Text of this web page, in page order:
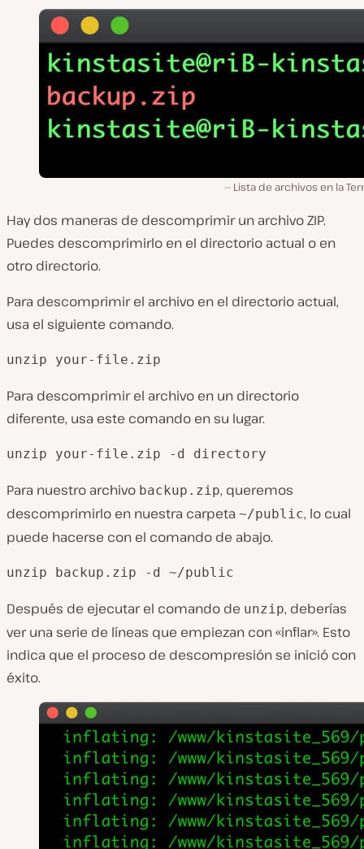
Lista de archivos en la
Hay dos maneras de descomprimir un archivo ZIP.
Puedes descomprimirlo en el directorio actual o en
otro directorio.
Para descomprimir el archivo en el directorio actual,
usa el siguiente comando.
unzip your-file.zip
Para descomprimir el archivo en un directorio
diferente, usa este comando en su lugar.
unzip your-file.zip -d directory
Para nuestro archivo backup.zip, queremos
descomprimirlo en nuestra carpeta ~/public, lo cual
puede hacerse con el comando de abajo.
unzip backup.zip -d ~/public
Después de ejecutar el comando de unzip, deberías
ver una serie de líneas que empiezan con «inflar». Esto
indica que el proceso de descompresión se inició con
éxito.